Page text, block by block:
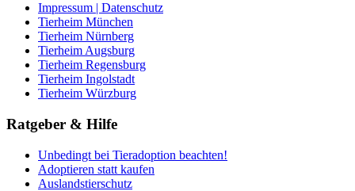
Impressum | Datenschutz
Tierheim München
Tierheim Nürnberg
Tierheim Augsburg
Tierheim Regensburg
Tierheim Ingolstadt
Tierheim Würzburg
Ratgeber & Hilfe
Unbedingt bei Tieradoption beachten!
Adoptieren statt kaufen
Auslandstierschutz